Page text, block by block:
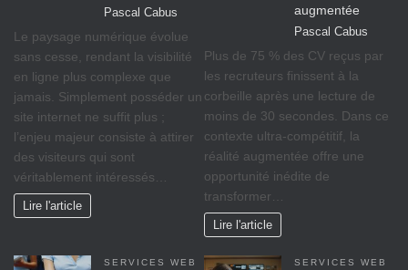
Pascal Cabus
Le paysage numérique évolue
sans cesse, rendant la visibilité
en ligne plus complexe que
jamais. Simplement posséder un
site internet ne suffit plus ;
l’enjeu majeur consiste à attirer
des visiteurs qui sont
véritablement intéressés…
Lire l'article
augmentée
Pascal Cabus
Plus de 75 % des CV reçus par
les recruteurs finissent à la
corbeille après une lecture de
moins de 30 secondes. Dans ce
contexte ultra-compétitif, la
réalité augmentée offre une
opportunité inédite de
transformer…
Lire l'article
SERVICES WEB SERVICES WEB